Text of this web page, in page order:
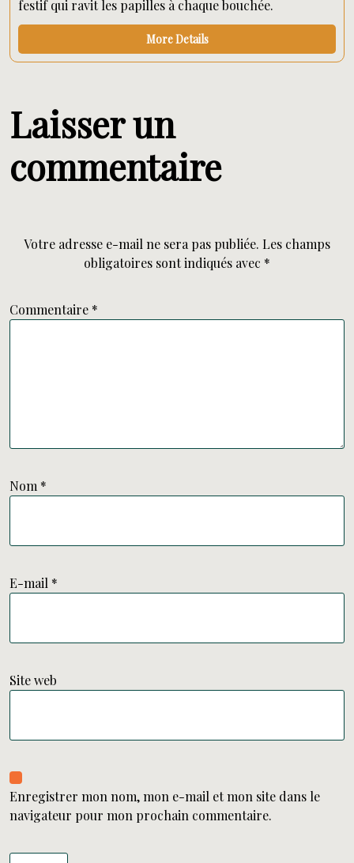
festif qui ravit les papilles à chaque bouchée.
More Details
Laisser un
commentaire
Votre adresse e-mail ne sera pas publiée. Les champs
obligatoires sont indiqués avec *
Commentaire *
Nom *
E-mail *
Site web
Enregistrer mon nom, mon e-mail et mon site dans le
navigateur pour mon prochain commentaire.